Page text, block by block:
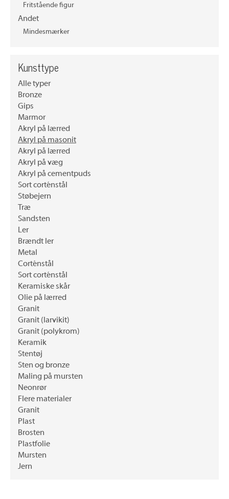
Fritstående figur
Andet
Mindesmærker
Kunsttype
Alle typer
Bronze
Gips
Marmor
Akryl på lærred
Akryl på masonit
Akryl på lærred
Akryl på væg
Akryl på cementpuds
Sort corténstål
Støbejern
Træ
Sandsten
Ler
Brændt ler
Metal
Corténstål
Sort corténstål
Keramiske skår
Olie på lærred
Granit
Granit (larvikit)
Granit (polykrom)
Keramik
Stentøj
Sten og bronze
Maling på mursten
Neonrør
Flere materialer
Granit
Plast
Brosten
Plastfolie
Mursten
Jern